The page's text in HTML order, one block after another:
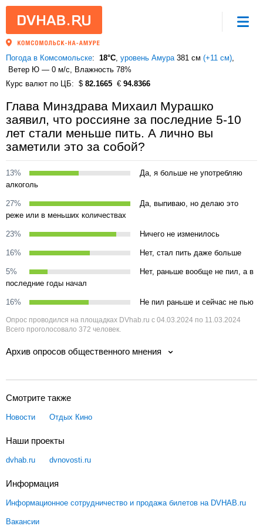
Погода в Комсомольске 18°C, уровень Амура381 см (+11 см)
Ветер Ю — 0 м/с, Влажность 78%
Курс валют по ЦБ
82.1665 94.8366
Глава Минздрава Михаил Мурашко
заявил, что россияне за последние 5-10
лет стали меньше пить. А лично вы
заметили это за собой?
13%
Да, я больше не употребляю
алкоголь
27%
Да, выпиваю, но делаю это
реже или в меньших количествах
23% Ничего не изменилось
16% Нет, стал пить даже больше
5%
Нет, раньше вообще не пил, а в
последние годы начал
16% Не пил раньше и сейчас не пью
Опрос проводился на площадках DVhab.ru с 04.03.2024 по 11.03.2024
Всего проголосовало 372 человек.
Архив опросов общественного мнения
Смотрите также
Новости Отдых Кино
Наши проекты
dvhab.ru dvnovosti.ru
Информация
Информационное сотрудничество и продажа билетов на DVHAB.ru
Вакансии